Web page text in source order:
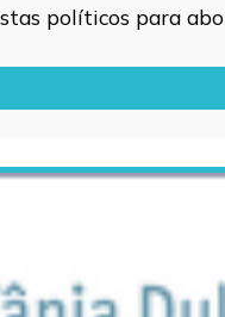
políticos para